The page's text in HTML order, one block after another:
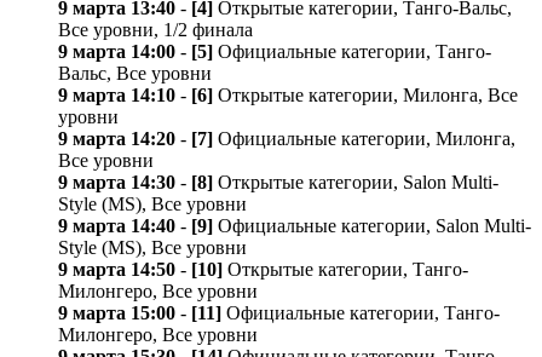
9 марта 13:40 - [4] Открытые категории, Танго-Вальс,
Все уровни, 1/2 финала
9 марта 14:00 - [5] Официальные категории, Танго-
Вальс, Все уровни
9 марта 14:10 - [6] Открытые категории, Милонга, Все
уровни
9 марта 14:20 - [7] Официальные категории, Милонга,
Все уровни
9 марта 14:30 - [8] Открытые категории, Salon Multi-
Style (MS), Все уровни
9 марта 14:40 - [9] Официальные категории, Salon Multi-
Style (MS), Все уровни
9 марта 14:50 - [10] Открытые категории, Танго-
Милонгеро, Все уровни
9 марта 15:00 - [11] Официальные категории, Танго-
Милонгеро, Все уровни